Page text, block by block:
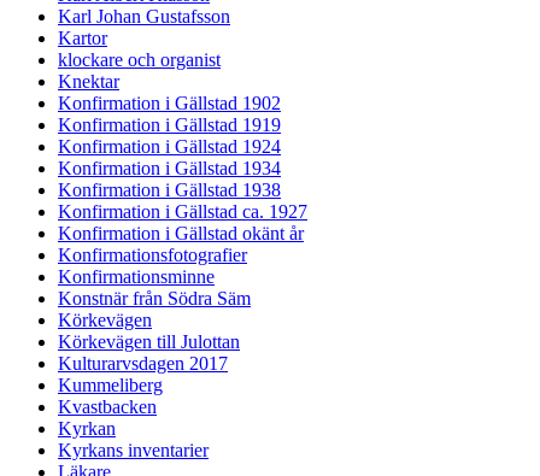
Karl Johan Gustafsson
Kartor
klockare och organist
Knektar
Konfirmation i Gällstad 1902
Konfirmation i Gällstad 1919
Konfirmation i Gällstad 1924
Konfirmation i Gällstad 1934
Konfirmation i Gällstad 1938
Konfirmation i Gällstad ca. 1927
Konfirmation i Gällstad okänt år
Konfirmationsfotografier
Konfirmationsminne
Konstnär från Södra Säm
Körkevägen
Körkevägen till Julottan
Kulturarvsdagen 2017
Kummeliberg
Kvastbacken
Kyrkan
Kyrkans inventarier
Läkare